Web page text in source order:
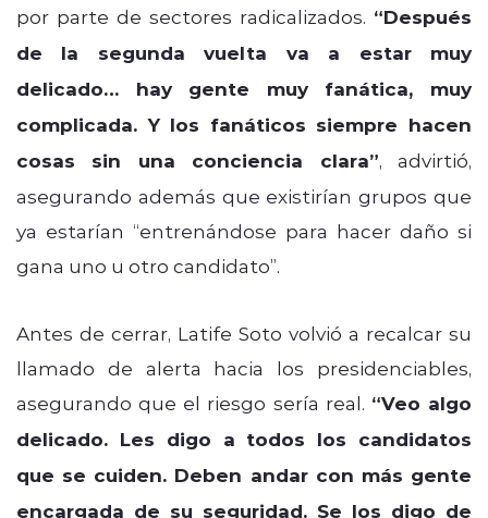
por parte de sectores radicalizados. “Después
de la segunda vuelta va a estar muy
delicado… hay gente muy fanática, muy
complicada. Y los fanáticos siempre hacen
cosas sin una conciencia clara”, advirtió,
asegurando además que existirían grupos que
ya estarían “entrenándose para hacer daño si
gana uno u otro candidato”.
Antes de cerrar, Latife Soto volvió a recalcar su
llamado de alerta hacia los presidenciables,
asegurando que el riesgo sería real. “Veo algo
delicado. Les digo a todos los candidatos
que se cuiden. Deben andar con más gente
encargada de su seguridad. Se los digo de